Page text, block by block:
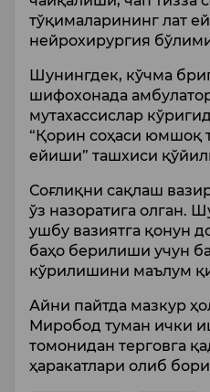
тўқималарининг лат
нейрохирургия
Шунингдек, кўчма
шифохонада
мутахассислар
“Қорин соҳаси юмшоқ
ейиши” ташхиси
Соғлиқни сақлаш
ўз назоратига олган.
ушбу вазиятга қонун
баҳо берилиши учун
кўрилишини маълум
Айни пайтда мазкур
Миробод туман ички
томонидан терговга
ҳаракатлари олиб